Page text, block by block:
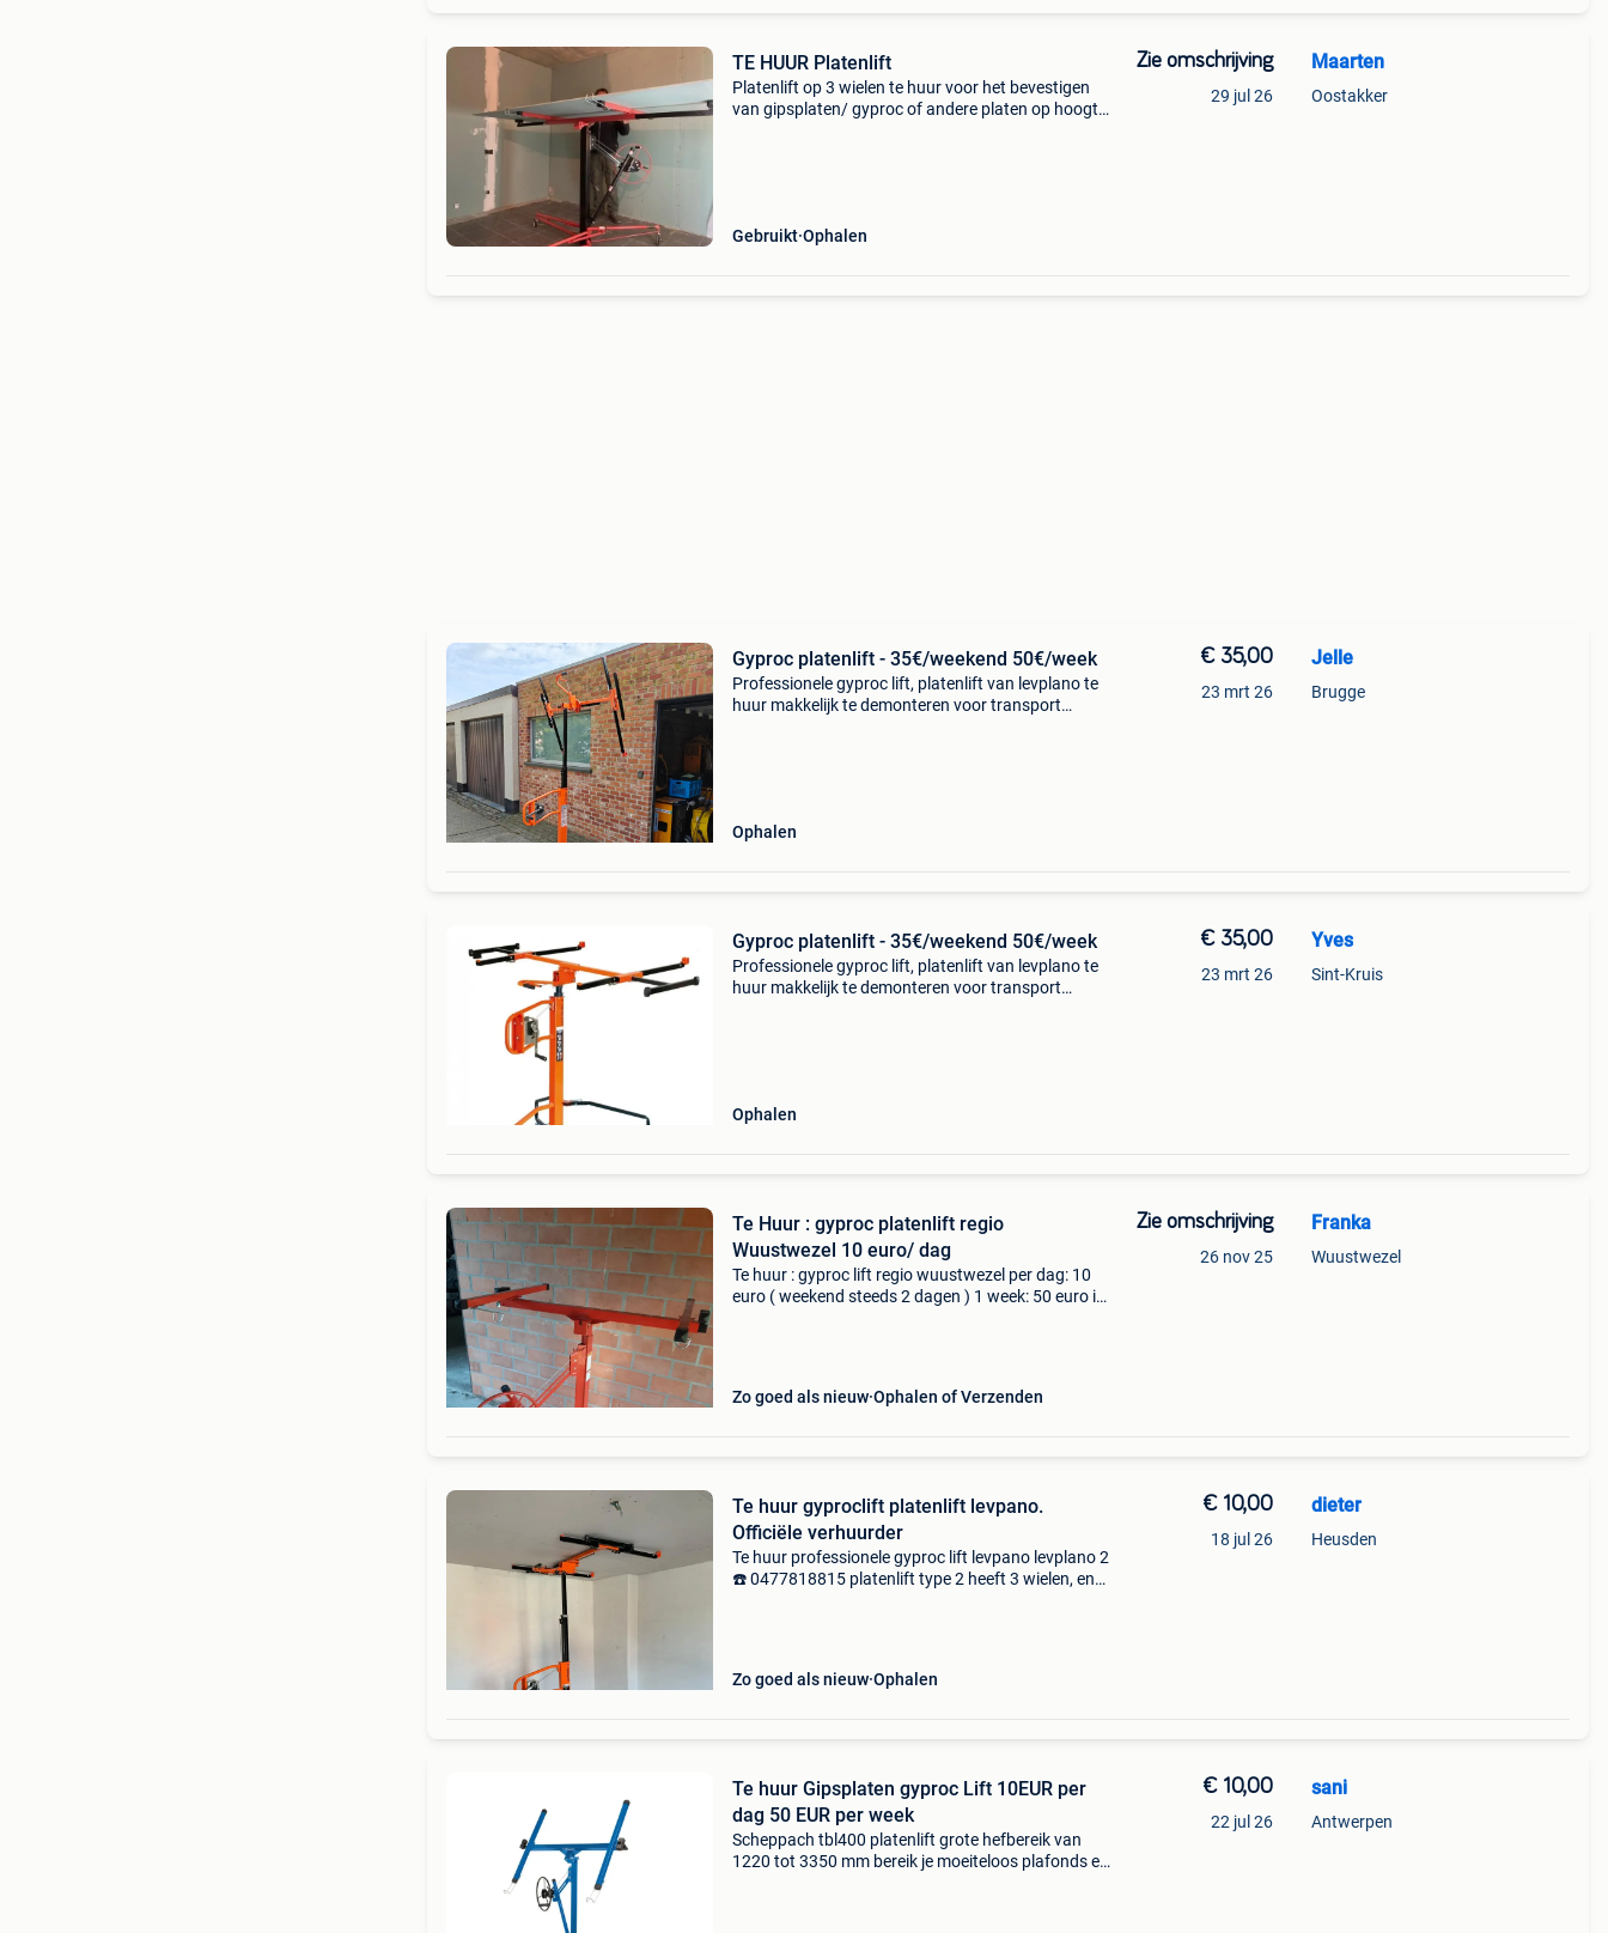
TE HUUR Platenlift
Platenlift op 3 wielen te huur voor het bevestigen
van gipsplaten/ gyproc of andere platen op hoogte,
Gebruikt Ophalen
Zie omschrijving
29 jul 26
Maarten
Oostakker
Gyproc platenlift - 35€/weekend 50€/week
Professionele gyproc lift, platenlift van levplano te
huur makkelijk te demonteren voor transport
Ophalen
€ 35,00
23 mrt 26
Jelle
Brugge
Gyproc platenlift - 35€/weekend 50€/week
Professionele gyproc lift, platenlift van levplano te
huur makkelijk te demonteren voor transport
Ophalen
€ 35,00
23 mrt 26
Yves
Sint-Kruis
Te Huur : gyproc platenlift regio
Wuustwezel 10 euro/ dag
Te huur : gyproc lift regio wuustwezel per dag: 10
euro ( weekend steeds 2 dagen ) 1 week: 50 euro ik
Zo goed als nieuw Ophalen of Verzenden
Zie omschrijving
26 nov 25
Franka
Wuustwezel
Te huur gyproclift platenlift levpano.
Officiële verhuurder
Te huur professionele gyproc lift levpano levplano 2
☎️ 0477818815 platenlift type 2 heeft 3 wielen, en
Zo goed als nieuw Ophalen
€ 10,00
18 jul 26
dieter
Heusden
Te huur Gipsplaten gyproc Lift 10EUR per
dag 50 EUR per week
Scheppach tbl400 platenlift grote hefbereik van
1220 tot 3350 mm bereik je moeiteloos plafonds en
€ 10,00
22 jul 26
sani
Antwerpen